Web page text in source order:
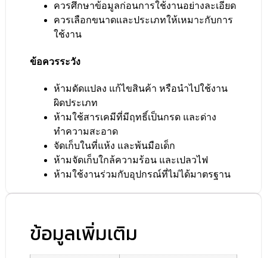
ควรศึกษาข้อมูลก่อนการใช้งานอย่างละเอียด
ควรเลือกขนาดเเละประเภทให้เหมาะกับการ
ใช้งาน
ข้อควรระวัง
ห้ามดัดแปลง แก้ไขสินค้า หรือนำไปใช้งาน
ผิดประเภท
ห้ามใช้สารเคมีที่มีฤทธิ์เป็นกรด และด่าง
ทำความสะอาด
จัดเก็บในที่แห้ง และพ้นมือเด็ก
ห้ามจัดเก็บใกล้ความร้อน และเปลวไฟ
ห้ามใช้งานร่วมกับอุปกรณ์ที่ไม่ได้มาตรฐาน
ข้อมูลเพิ่มเติม